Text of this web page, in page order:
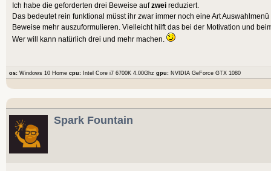
Ich habe die geforderten drei Beweise aufzwei reduziert.
Das bedeutet rein funktional müsst ihr zwar immer noch eine Art
Beweise mehr auszuformulieren. Vielleicht hilft das bei der Motivation und
Wer will kann natürlich drei und mehr machen.
os: Windows 10 Home cpu: Intel Core i7 6700K 4.00Ghz gpu: NVIDIA GeForce GTX 1080
Spark Fountain